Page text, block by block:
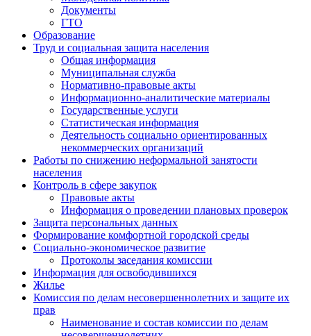
Документы
ГТО
Образование
Труд и социальная защита населения
Общая информация
Муниципальная служба
Нормативно-правовые акты
Информационно-аналитические материалы
Государственные услуги
Статистическая информация
Деятельность социально ориентированных
некоммерческих организаций
Работы по снижению неформальной занятости
населения
Контроль в сфере закупок
Правовые акты
Информация о проведении плановых проверок
Защита персональных данных
Формирование комфортной городской среды
Социально-экономическое развитие
Протоколы заседания комиссии
Информация для освободившихся
Жилье
Комиссия по делам несовершеннолетних и защите их
прав
Наименование и состав комиссии по делам